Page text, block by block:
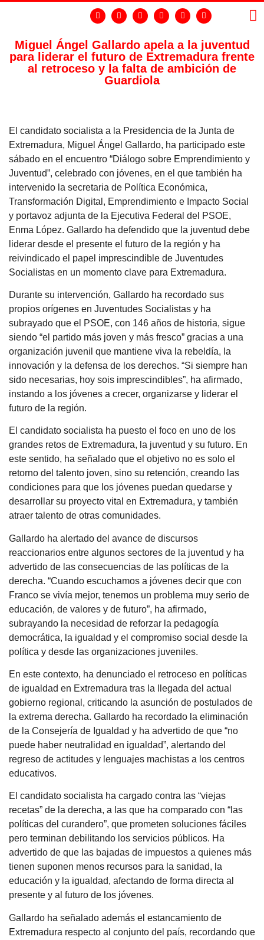
Miguel Ángel Gallardo apela a la juventud
para liderar el futuro de Extremadura frente
al retroceso y la falta de ambición de
Guardiola
El candidato socialista a la Presidencia de la Junta de
Extremadura, Miguel Ángel Gallardo, ha participado este
sábado en el encuentro “Diálogo sobre Emprendimiento y
Juventud”, celebrado con jóvenes, en el que también ha
intervenido la secretaria de Política Económica,
Transformación Digital, Emprendimiento e Impacto Social
y portavoz adjunta de la Ejecutiva Federal del PSOE,
Enma López. Gallardo ha defendido que la juventud debe
liderar desde el presente el futuro de la región y ha
reivindicado el papel imprescindible de Juventudes
Socialistas en un momento clave para Extremadura.
Durante su intervención, Gallardo ha recordado sus
propios orígenes en Juventudes Socialistas y ha
subrayado que el PSOE, con 146 años de historia, sigue
siendo “el partido más joven y más fresco” gracias a una
organización juvenil que mantiene viva la rebeldía, la
innovación y la defensa de los derechos. “Si siempre han
sido necesarias, hoy sois imprescindibles”, ha afirmado,
instando a los jóvenes a crecer, organizarse y liderar el
futuro de la región.
El candidato socialista ha puesto el foco en uno de los
grandes retos de Extremadura, la juventud y su futuro. En
este sentido, ha señalado que el objetivo no es solo el
retorno del talento joven, sino su retención, creando las
condiciones para que los jóvenes puedan quedarse y
desarrollar su proyecto vital en Extremadura, y también
atraer talento de otras comunidades.
Gallardo ha alertado del avance de discursos
reaccionarios entre algunos sectores de la juventud y ha
advertido de las consecuencias de las políticas de la
derecha. “Cuando escuchamos a jóvenes decir que con
Franco se vivía mejor, tenemos un problema muy serio de
educación, de valores y de futuro”, ha afirmado,
subrayando la necesidad de reforzar la pedagogía
democrática, la igualdad y el compromiso social desde la
política y desde las organizaciones juveniles.
En este contexto, ha denunciado el retroceso en políticas
de igualdad en Extremadura tras la llegada del actual
gobierno regional, criticando la asunción de postulados de
la extrema derecha. Gallardo ha recordado la eliminación
de la Consejería de Igualdad y ha advertido de que “no
puede haber neutralidad en igualdad”, alertando del
regreso de actitudes y lenguajes machistas a los centros
educativos.
El candidato socialista ha cargado contra las “viejas
recetas” de la derecha, a las que ha comparado con “las
políticas del curandero”, que prometen soluciones fáciles
pero terminan debilitando los servicios públicos. Ha
advertido de que las bajadas de impuestos a quienes más
tienen suponen menos recursos para la sanidad, la
educación y la igualdad, afectando de forma directa al
presente y al futuro de los jóvenes.
Gallardo ha señalado además el estancamiento de
Extremadura respecto al conjunto del país, recordando que